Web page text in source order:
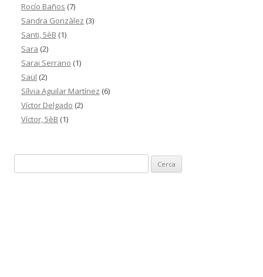
Rocío Baños (7)
Sandra Gonzàlez (3)
Santi, 5èB (1)
Sara (2)
Sarai Serrano (1)
Saül (2)
Sílvia Aguilar Martínez (6)
Víctor Delgado (2)
Víctor, 5èB (1)
e